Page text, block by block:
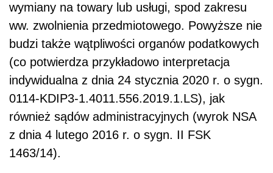
wymiany na towary lub usługi, spod zakresu
ww. zwolnienia przedmiotowego. Powyższe nie
budzi także wątpliwości organów podatkowych
(co potwierdza przykładowo interpretacja
indywidualna z dnia 24 stycznia 2020 r. o sygn.
0114-KDIP3-1.4011.556.2019.1.LS), jak
również sądów administracyjnych (wyrok NSA
z dnia 4 lutego 2016 r. o sygn. II FSK
1463/14).